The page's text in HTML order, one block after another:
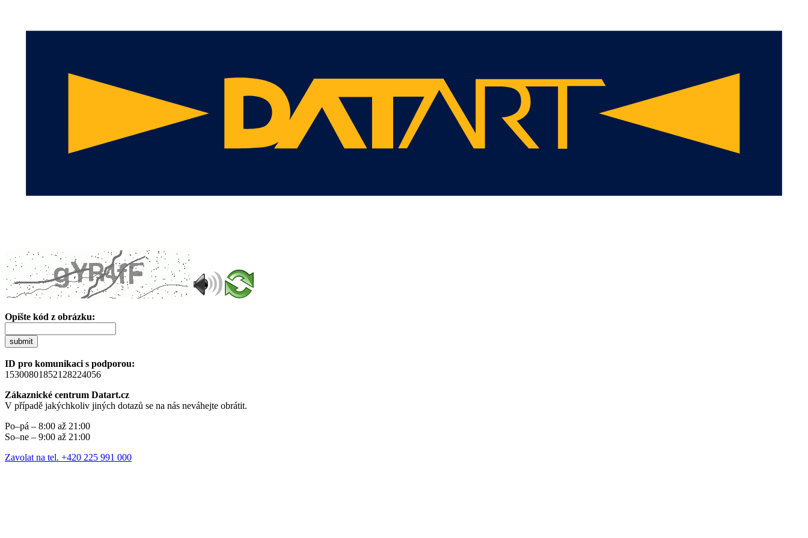
Opište kód z obrázku:
submit
ID pro komunikaci s podporou:
15300801852128224056
Zákaznické centrum Datart.cz
V případě jakýchkoliv jiných dotazů se na nás neváhejte obrátit.
Po–pá – 8:00 až 21:00
So–ne – 9:00 až 21:00
Zavolat na tel. +420 225 991 000